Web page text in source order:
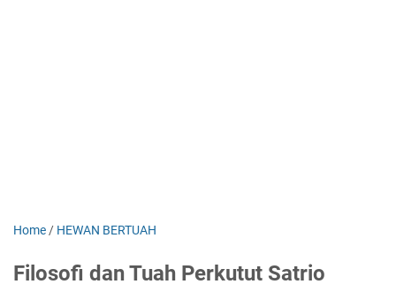
Home / HEWAN BERTUAH
Filosofi dan Tuah Perkutut Satrio